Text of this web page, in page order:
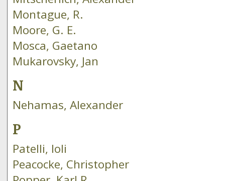
Montague, R.
Moore, G. E.
Mosca, Gaetano
Mukarovsky, Jan
N
Nehamas, Alexander
P
Patelli, Ioli
Peacocke, Christopher